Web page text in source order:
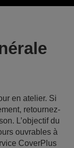
en atelier. Si
retournez-
L’objectif du
ouvrables à
CoverPlus